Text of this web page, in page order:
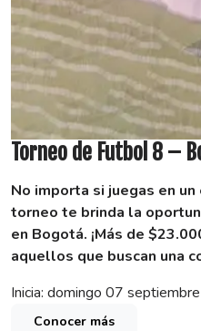
Torneo de Futbol 8 –
No importa si juegas en
torneo te brinda la
en Bogotá. ¡Más de
aquellos que buscan una
Inicia: domingo 07
Conocer más